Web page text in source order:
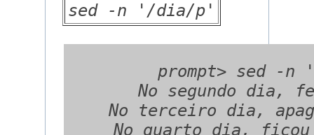
sed -n '/dia/p'
prompt> sed -n
No segundo dia,
No terceiro dia,